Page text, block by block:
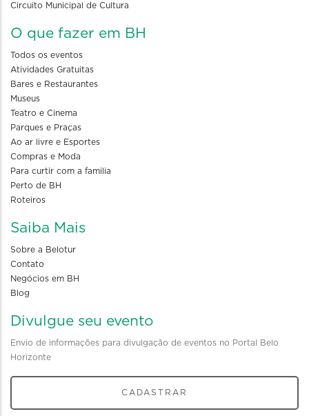
Circuito Municipal de Cultura
O que fazer em BH
Todos os eventos
Atividades Gratuitas
Bares e Restaurantes
Museus
Teatro e Cinema
Parques e Praças
Ao ar livre e Esportes
Compras e Moda
Para curtir com a familia
Perto de BH
Roteiros
Saiba Mais
Sobre a Belotur
Contato
Negócios em BH
Blog
Divulgue seu evento
Envio de informações para divulgação de eventos no Portal Belo
Horizonte
CADASTRAR